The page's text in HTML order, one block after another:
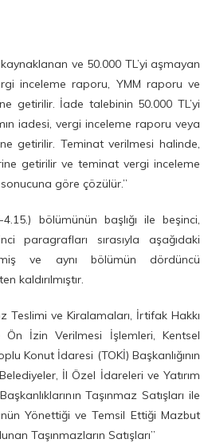
ve 50.000 TL’yi aşmayan
inceleme raporu, YMM raporu ve
getirilir. İade talebinin 50.000 TL’yi
iadesi, vergi inceleme raporu veya
getirilir. Teminat verilmesi halinde,
getirilir ve teminat vergi inceleme
göre çözülür.”
4.15.) bölümünün başlığı ile beşinci,
paragrafları sırasıyla aşağıdaki
ve aynı bölümün dördüncü
kaldırılmıştır.
Teslimi ve Kiralamaları, İrtifak Hakkı
İzin Verilmesi İşlemleri, Kentsel
Konut İdaresi (TOKİ) Başkanlığının
İl Özel İdareleri ve Yatırım
Taşınmaz Satışları ile
Yönettiği ve Temsil Ettiği Mazbut
Taşınmazların Satışları”